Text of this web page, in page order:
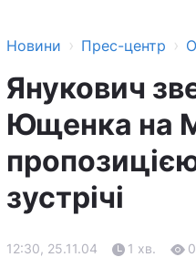
Новини › Прес-центр ›
Янукович
Ющенка на
зустрічі
12:30, 25.11.04 1 хв. 0